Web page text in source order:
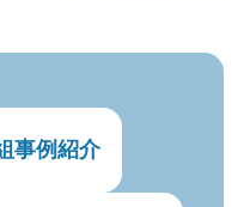
事例紹介